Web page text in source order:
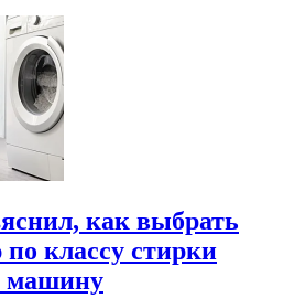
как выбрать
классу стирки
машину